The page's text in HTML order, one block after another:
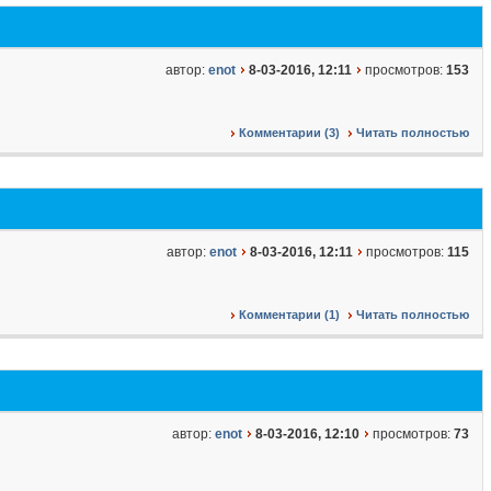
автор: enot 8-03-2016, 12:11 просмотров: 153
Комментарии (3) Читать полностью
автор: enot 8-03-2016, 12:11 просмотров: 115
Комментарии (1) Читать полностью
автор: enot 8-03-2016, 12:10 просмотров: 73